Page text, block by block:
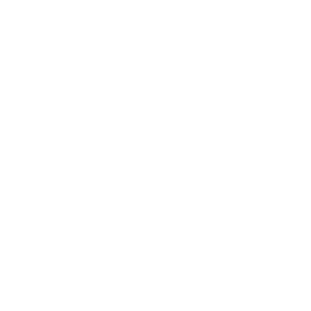
させていただ
了承ください。
き作成されるも
ようお願いしま
です。
ありません。
ず変更すること
1000ppm以下、
下、フタル酸ジブチ
ない年数を意
貨物等」とい
可)を取得する
要な手段を講じ
ムロン制御